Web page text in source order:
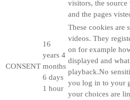
visitors, the
and the pages
CONSENT
16
years 4
months
6 days
1 hour
These cookies are
videos. They
on for example
displayed and
playback.No
you log in to your
your choices are